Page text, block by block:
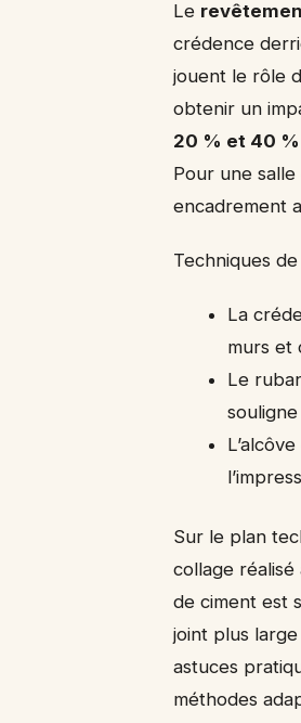
Le
crédence
jouent le rôle
obtenir un
20 % et 40 %
Pour une
encadrement
Techniques
La
murs et
Le
Sur le plan
collage
de ciment est
joint plus
astuces
méthodes